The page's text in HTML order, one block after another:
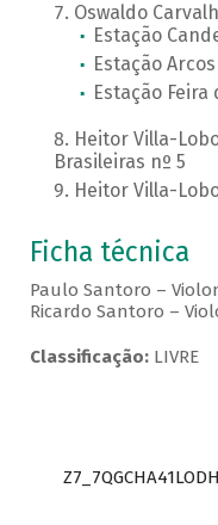
Oswaldo
Estação
Estação
Estação Feira
Heitor Villa-
Brasileiras nº 5
Heitor Villa-
Ficha técnica
Paulo Santoro –
Ricardo Santoro –
Classificação:LIVRE